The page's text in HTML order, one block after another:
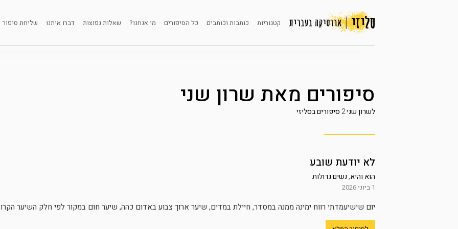
קטגוריות כותבות וכותבים כל הסיפורים מי אנחנו? שאלות נפוצות דברו איתנו שליחת סיפור
סיפורים מאת שרון שני
לשרון שני2סיפורים בסליזי
לא יודעת שובע
הוא והיא,נשים גדולות
1 ביוני 2026
יום שישיעמדתי רווח ימינה ממנה במסדר, חיילת במדים, שיער ארוך צבוע באדום כהה, שיער חום במקור לפי חלק השיער